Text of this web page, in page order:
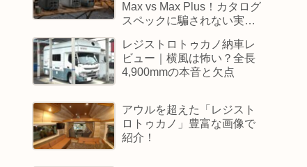
Max vs Max Plus！カタログ
スペックに騙されない実用
レジストロトゥカノ納車レ
ビュー｜横風は怖い？全長
4,900mmの本音と欠点
アウルを超えた「レジスト
ロトゥカノ」豊富な画像で
紹介！